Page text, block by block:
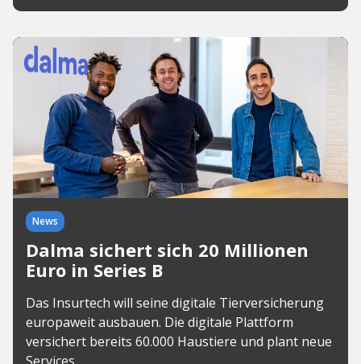
News
Dalma sichert sich 20 Millionen
Euro in Series B
Das Insurtech will seine digitale Tierversicherung
europaweit ausbauen. Die digitale Plattform
versichert bereits 60.000 Haustiere und plant neue